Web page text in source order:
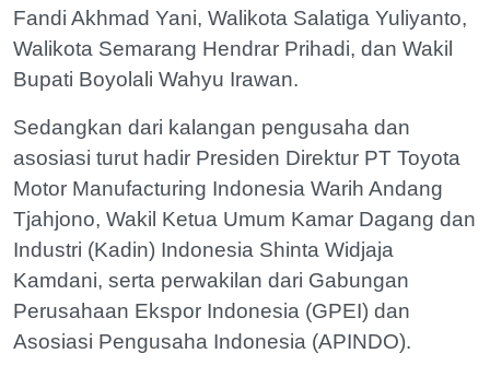
Fandi Akhmad Yani, Walikota Salatiga Yuliyanto,
Walikota Semarang Hendrar Prihadi, dan Wakil
Bupati Boyolali Wahyu Irawan.
Sedangkan dari kalangan pengusaha dan
asosiasi turut hadir Presiden Direktur PT Toyota
Motor Manufacturing Indonesia Warih Andang
Tjahjono, Wakil Ketua Umum Kamar Dagang dan
Industri (Kadin) Indonesia Shinta Widjaja
Kamdani, serta perwakilan dari Gabungan
Perusahaan Ekspor Indonesia (GPEI) dan
Asosiasi Pengusaha Indonesia (APINDO).